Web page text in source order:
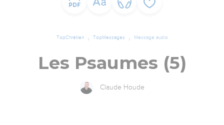
TopChrétien TopMessages Message audio
Les Psaumes (5)
Claude Houde